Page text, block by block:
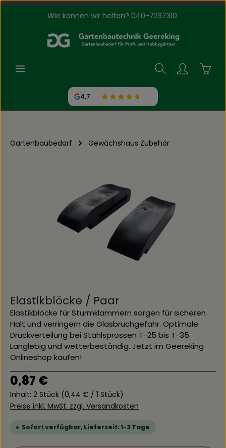
Zum Hauptinhalt springen
Wie können wir helfen? 040-7237310
4,7
Gartenbaubedarf Gewächshaus Zubehör
Elastikblöcke / Paar
Elastikblöcke für Sturmklammern sorgen für sicheren
Halt und verringern die Glasbruchgefahr. Optimale
Druckverteilung bei Stahlsprossen T-25 bis T-35.
Langlebig und wetterbeständig. Jetzt im Geereking
Onlineshop kaufen!
Regulärer Preis:
0,87 €
Inhalt: 2 Stück (0,44 € / 1 Stück)
Preise inkl. MwSt. zzgl. Versandkosten
Sofort verfügbar, Lieferzeit: 1-3 Tage